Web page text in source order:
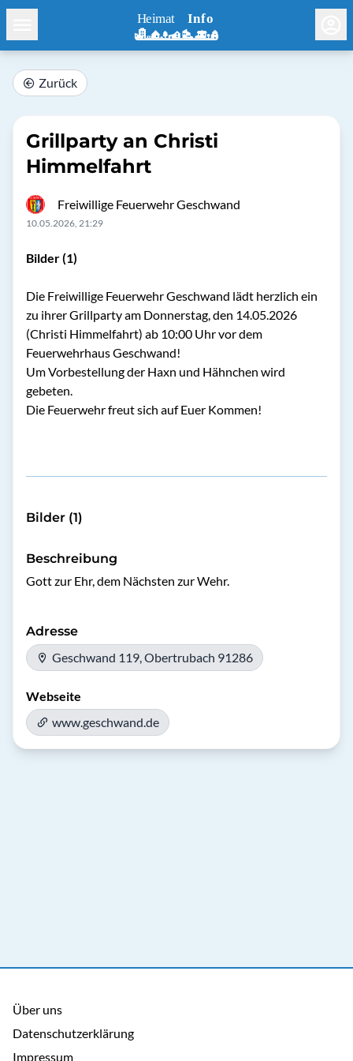
Zurück
Grillparty an Christi
Himmelfahrt
Freiwillige Feuerwehr Geschwand
10.05.2026, 21:29
Bilder (1)
Die Freiwillige Feuerwehr Geschwand lädt herzlich ein
zu ihrer Grillparty am Donnerstag, den 14.05.2026
(Christi Himmelfahrt) ab 10:00 Uhr vor dem
Feuerwehrhaus Geschwand!
Um Vorbestellung der Haxn und Hähnchen wird
gebeten.
Die Feuerwehr freut sich auf Euer Kommen!
Bilder (1)
Beschreibung
Gott zur Ehr, dem Nächsten zur Wehr.
Adresse
Geschwand 119, Obertrubach 91286
Webseite
www.geschwand.de
Über uns
Datenschutzerklärung
Impressum